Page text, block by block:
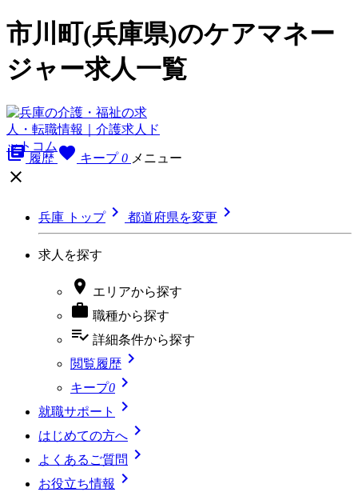
市川町(兵庫県)のケアマネー
ジャー求人一覧
library_books 履歴 favorite キープ 0 メニュー

兵庫 トップ 都道府県を変更 
求人を探す
 エリアから探す
 職種から探す
playlist_add_check 詳細条件から探す
閲覧履歴 
キープ0 
就職サポート 
はじめての方へ 
よくあるご質問 
お役立ち情報 